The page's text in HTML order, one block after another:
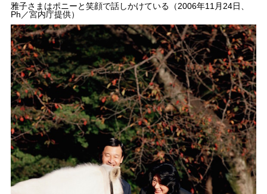
雅子さまはポニーと笑顔で話しかけている（2006年11月24日、
Ph／宮内庁提供）